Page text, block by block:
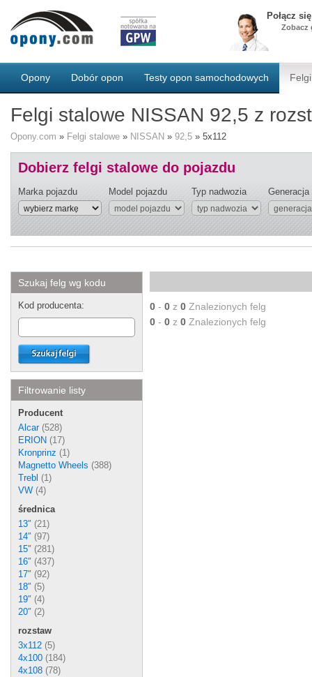
Połącz
Zobacz
Opony Dobór opon Testy opon samochodowych
Felgi stalowe NISSAN 92,5 z
Opony.com » Felgi stalowe » NISSAN » 92,5 » 5x112
Dobierz felgi stalowe do pojazdu
Marka pojazdu Model pojazdu Typ nadwozia Generacja
Szukaj felg wg kodu
Kod producenta:
Filtrowanie listy
Producent
Alcar(528)
ERION (17)
Kronprinz (1)
Magnetto Wheels (388)
Trebl (1)
VW (4)
średnica
13″ (21)
14″ (97)
15″ (281)
16″ (437)
17″ (92)
18″ (5)
19″ (4)
20″ (2)
rozstaw
3x112 (5)
4x100 (184)
4x108 (78)
0 - 0 z 0 Znalezionych felg
0 - 0 z 0 Znalezionych felg